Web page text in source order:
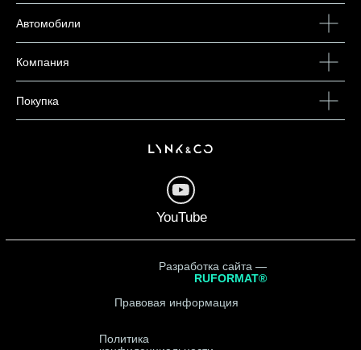
Автомобили
Компания
Покупка
Разработка сайта —
RUFORMAT®
Политика
YouTube
Правовая информация